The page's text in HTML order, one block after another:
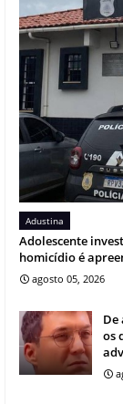
Adustina
Adolescente
homicídio é
agosto 05, 2026
De
os